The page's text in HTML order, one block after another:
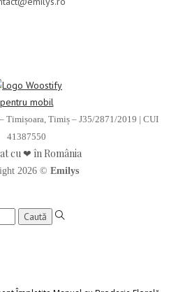
Timișoara, Timiș – J35/2871/2019 | CUI
41387550
cu ❤ în România
2026 © Emilys